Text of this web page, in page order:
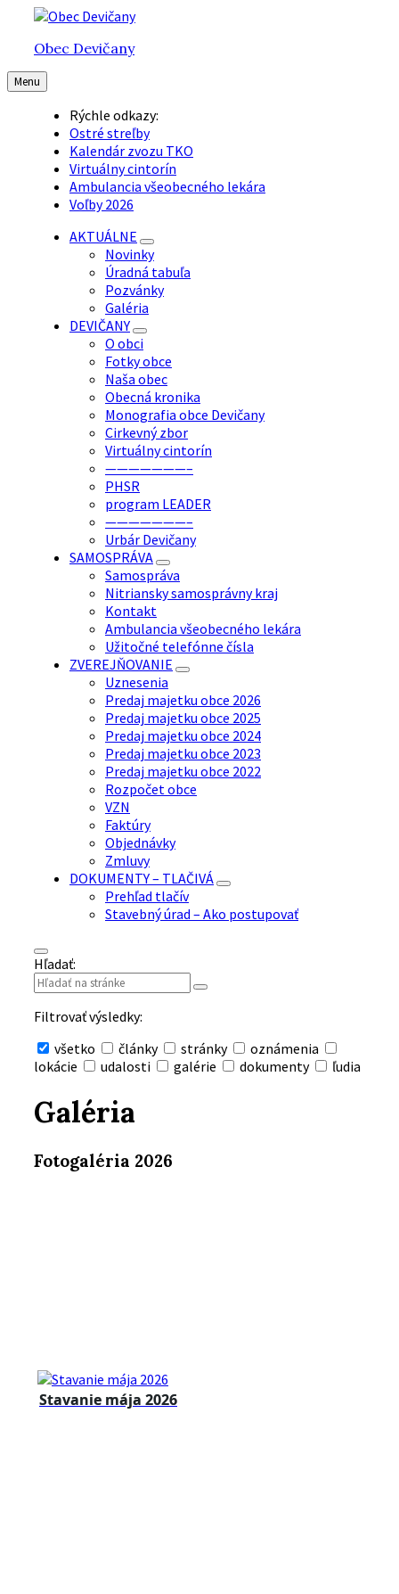
Preskočiť
obsah
Preskočiť
hlavnú
navigáciu
Preskočiť
pätičkuObec Devičany
Menu
Rýchle odkazy:
Ostré streľby
Kalendár zvozu TKO
Virtuálny cintorín
Ambulancia všeobecného lekára
Voľby 2026
AKTUÁLNE
Novinky
Úradná tabuľa
Pozvánky
Galéria
DEVIČANY
O obci
Fotky obce
Naša obec
Obecná kronika
Monografia obce Devičany
Cirkevný zbor
Virtuálny cintorín
———————–
PHSR
program LEADER
———————–
Urbár Devičany
SAMOSPRÁVA
Samospráva
Nitriansky samosprávny kraj
Kontakt
Ambulancia všeobecného lekára
Užitočné telefónne čísla
ZVEREJŇOVANIE
Uznesenia
Predaj majetku obce 2026
Predaj majetku obce 2025
Predaj majetku obce 2024
Predaj majetku obce 2023
Predaj majetku obce 2022
Rozpočet obce
VZN
Faktúry
Objednávky
Zmluvy
DOKUMENTY – TLAČIVÁ
Prehľad tlačív
Stavebný úrad – Ako postupovať
Hľadať:
Filtrovať výsledky:
všetko
články stránky
oznámenia
lokácie
udalosti galérie dokumenty ľudia
vyhľadávanie
Galéria
Fotogaléria 2026
Stavanie mája 2026